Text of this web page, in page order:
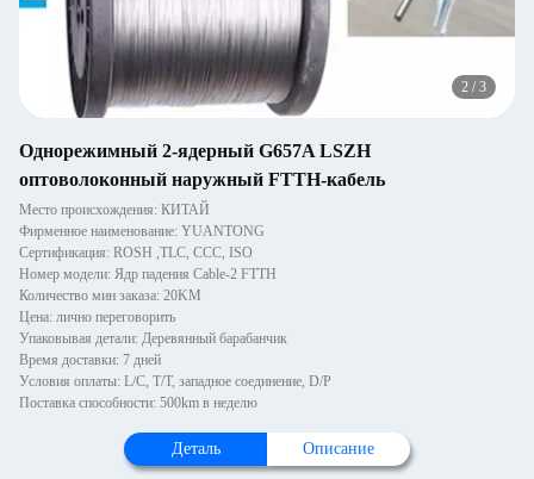
2 / 3
Однорежимный 2-ядерный G657A LSZH
оптоволоконный наружный FTTH-кабель
Место происхождения: КИТАЙ
Фирменное наименование: YUANTONG
Сертификация: ROSH ,TLC, CCC, ISO
Номер модели: Ядр падения Cable-2 FTTH
Количество мин заказа: 20KM
Цена: лично переговорить
Упаковывая детали: Деревянный барабанчик
Время доставки: 7 дней
Условия оплаты: L/C, T/T, западное соединение, D/P
Поставка способности: 500km в неделю
Деталь Описание